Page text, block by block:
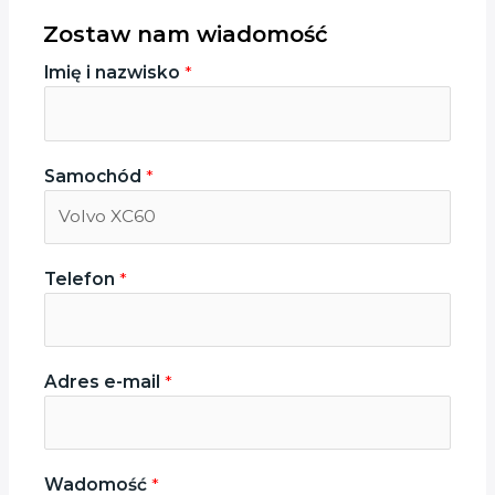
Zostaw nam wiadomość
I
m
ę
e
-
m
a
i
l
m
i
Imię i nazwisko*
Samochód*
Telefon*
Adres e-mail*
Wadomość*